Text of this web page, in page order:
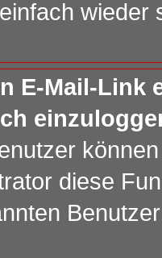
wieder
E-Mail-Link
diese